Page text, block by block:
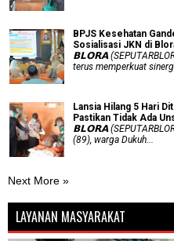
BPJS Kesehatan
Sosialisasi JKN di
𝗕𝗟𝗢𝗥𝗔
terus memperkuat
Lansia Hilang 5 Hari
Pastikan Tidak Ada
𝗕𝗟𝗢𝗥𝗔
(89), warga Dukuh...
Next More »
LAYANAN MASYARAKAT